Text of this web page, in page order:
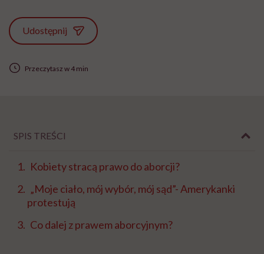
Udostępnij
Przeczytasz w 4 min
SPIS TREŚCI
Kobiety stracą prawo do aborcji?
„Moje ciało, mój wybór, mój sąd”- Amerykanki
protestują
Co dalej z prawem aborcyjnym?